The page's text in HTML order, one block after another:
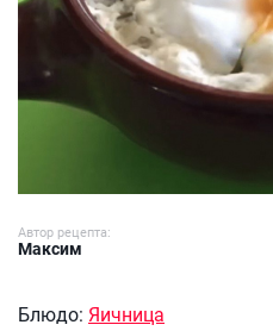
Автор рецепта:
Максим
Блюдо: Яичница